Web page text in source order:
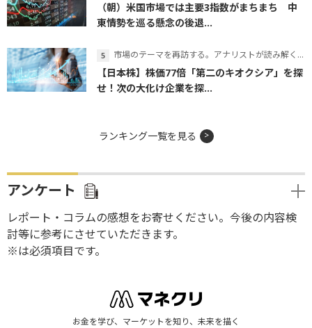
（朝）米国市場では主要3指数がまちまち 中
東情勢を巡る懸念の後退...
市場のテーマを再訪する。アナリストが読み解くテーマの本質
【日本株】株価77倍「第二のキオクシア」を探
せ！次の大化け企業を探...
ランキング一覧を見る
アンケート
レポート・コラムの感想をお寄せください。今後の内容検
討等に参考にさせていただきます。
※は必須項目です。
お金を学び、マーケットを知り、未来を描く